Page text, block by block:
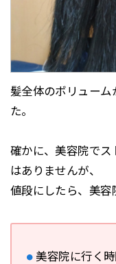
髪全体のボリューム
た。
確かに、美容院でス
はありませんが、
値段にしたら、美容
美容院に行く